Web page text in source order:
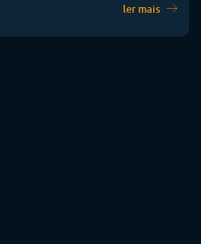
ler mais